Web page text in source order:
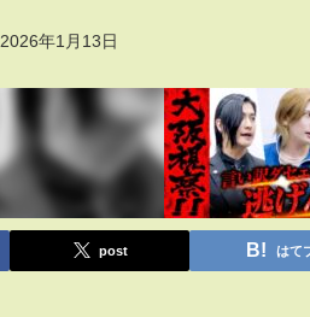
2026年1月13日
post はて